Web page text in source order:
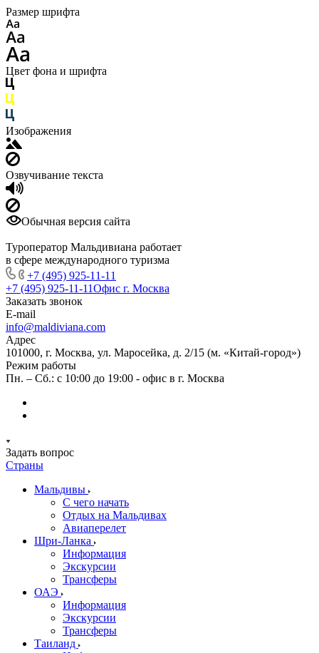
Размер шрифта
Цвет фона и шрифта
Изображения
Озвучивание текста
Обычная версия сайта
Туроператор Мальдивиана работает
в сфере международного туризма
+7 (495) 925-11-11
+7 (495) 925-11-11Офис г. Москва
Заказать звонок
E-mail
info@maldiviana.com
Адрес
101000, г. Москва, ул. Маросейка, д. 2/15 (м. «Китай-город»)
Режим работы
Пн. – Сб.: с 10:00 до 19:00 - офис в г. Москва
Задать вопрос
Страны
Мальдивы
С чего начать
Отдых на Мальдивах
Авиаперелет
Шри-Ланка
Информация
Экскурсии
Трансферы
ОАЭ
Информация
Экскурсии
Трансферы
Таиланд